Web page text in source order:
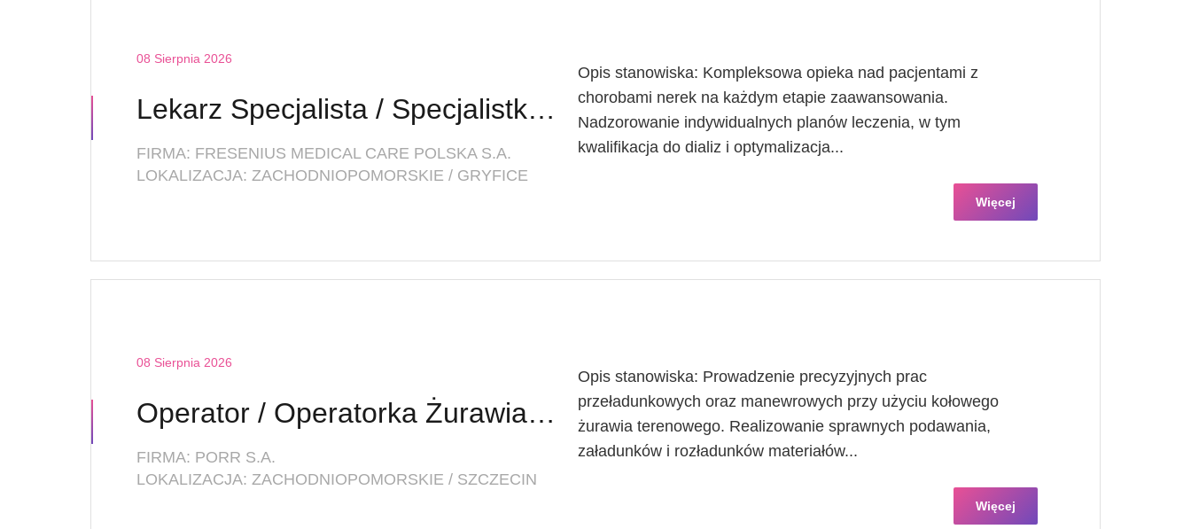
08 Sierpnia 2026
Lekarz Specjalista / Specjalistka (Nefrolog/Internista) (K/M/N)
FIRMA: FRESENIUS MEDICAL CARE POLSKA S.A.
LOKALIZACJA: ZACHODNIOPOMORSKIE / GRYFICE
Opis stanowiska: Kompleksowa opieka nad pacjentami z
chorobami nerek na każdym etapie zaawansowania.
Nadzorowanie indywidualnych planów leczenia, w tym
kwalifikacja do dializ i optymalizacja...
Więcej
08 Sierpnia 2026
Operator / Operatorka Żurawia Kołowego (k/m/x)
FIRMA: PORR S.A.
LOKALIZACJA: ZACHODNIOPOMORSKIE / SZCZECIN
Opis stanowiska: Prowadzenie precyzyjnych prac
przeładunkowych oraz manewrowych przy użyciu kołowego
żurawia terenowego. Realizowanie sprawnych podawania,
załadunków i rozładunków materiałów...
Więcej